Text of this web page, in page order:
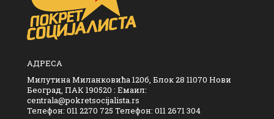
АДРЕСА
Милутина Миланковића 120б, Блок 28 11070 Нови
Београд, ПАК 190520 : Емаил:
centrala@pokretsocijalista.rs
Телефон: 011 2270 725 Телефон: 011 2671 304